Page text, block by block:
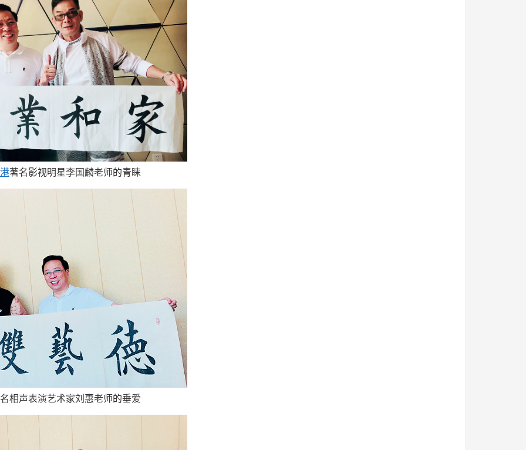
著名影视明星李国麟老师的青睐
相声表演艺术家刘惠老师的垂爱